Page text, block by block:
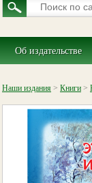
Об издательстве
Наши издания > Книги >